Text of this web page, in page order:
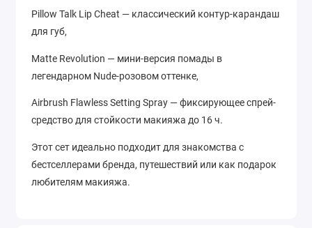
Pillow Talk Lip Cheat — классический контур-карандаш
для губ,
Matte Revolution — мини-версия помады в
легендарном Nude-розовом оттенке,
Airbrush Flawless Setting Spray — фиксирующее спрей-
средство для стойкости макияжа до 16 ч.
Этот сет идеально подходит для знакомства с
бестселлерами бренда, путешествий или как подарок
любителям макияжа.